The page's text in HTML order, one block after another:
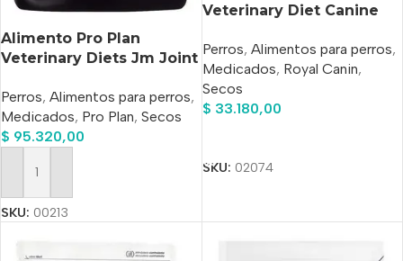
Alimento Pro Plan
Veterinary Diets Jm Joint
Las Edades Todos Los
Tamaños Sabor Mix En
Bolsa De 7.5 kg
Perros, Alimentos para perros,
Medicados, Pro Plan, Secos
$ 95.320,00
Añadir Al Carrito
SKU: 00213
Veterinary Diet Canine
Perro Adulto De Raza
Pequeña Sabor Mix En
Bolsa De 2 kg
Perros, Alimentos para perros,
Medicados, Royal Canin,
Secos
$ 33.180,00
SKU: 02074